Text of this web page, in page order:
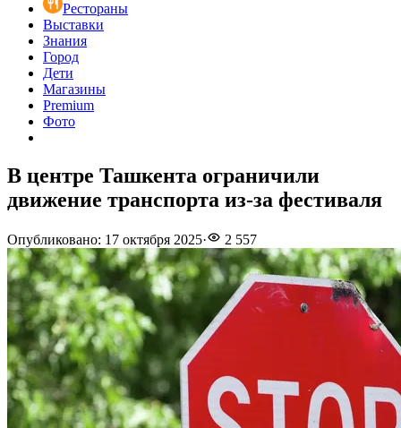
Рестораны
Выставки
Знания
Город
Дети
Магазины
Premium
Фото
В центре Ташкента ограничили
движение транспорта из-за фестиваля
Опубликовано: 17 октября 2025· 2 557